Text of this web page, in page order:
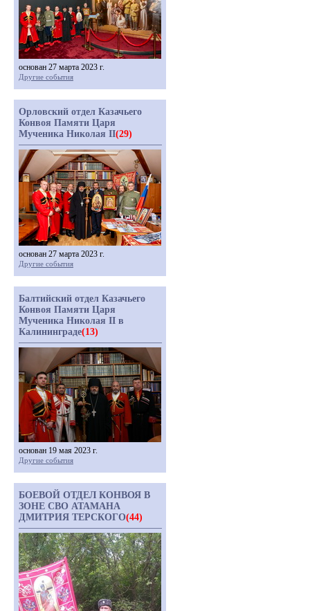
основан 27 марта 2023 г.
Другие события
Орловский отдел Казачьего
Конвоя Памяти Царя
Мученика Николая II(29)
основан 27 марта 2023 г.
Другие события
Балтийский отдел Казачьего
Конвоя Памяти Царя
Мученика Николая II в
Калининграде(13)
основан 19 мая 2023 г.
Другие события
БОЕВОЙ ОТДЕЛ КОНВОЯ В
ЗОНЕ СВО АТАМАНА
ДМИТРИЯ ТЕРСКОГО(44)